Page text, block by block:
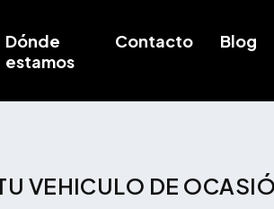
Dónde
estamos
Contacto Blog
VEHICULO DE